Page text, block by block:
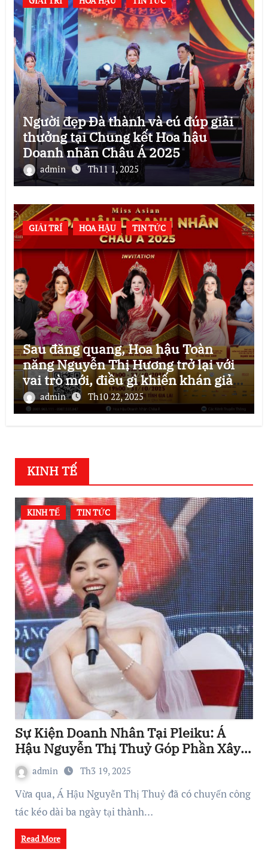
Người đẹp Đà thành và cú đúp giải
thưởng tại Chung kết Hoa hậu
Doanh nhân Châu Á 2025
admin Th11 1, 2025
GIẢI TRÍ HOA HẬU TIN TỨC
Sau đăng quang, Hoa hậu Toàn
năng Nguyễn Thị Hương trở lại với
vai trò mới, điều gì khiến khán giả
mong chờ?
admin Th10 22, 2025
KINH TẾ
KINH TẾ TIN TỨC
Sự Kiện Doanh Nhân Tại Pleiku: Á
Hậu Nguyễn Thị Thuỷ Góp Phần Xây
Dựng Hệ Sinh Thái Kinh Doanh Vững
Mạnh
admin Th3 19, 2025
Vừa qua, Á Hậu Nguyễn Thị Thuỷ đã có chuyến công
tác kéo dài ba ngày tại thành…
Read More